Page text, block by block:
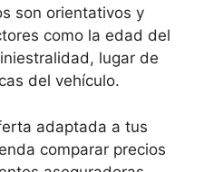
son orientativos y
como la edad del
lugar de
del vehículo.
adaptada a tus
comparar precios